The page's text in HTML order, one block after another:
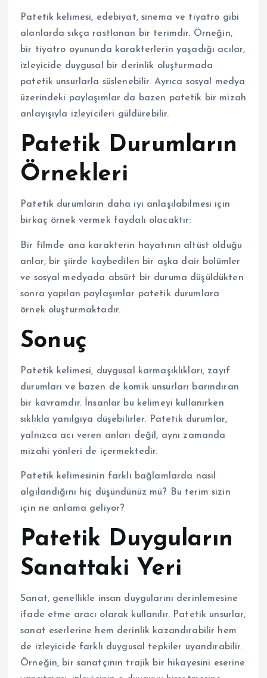
Patetik kelimesi, edebiyat, sinema ve tiyatro gibi
alanlarda sıkça rastlanan bir terimdir. Örneğin,
bir tiyatro oyununda karakterlerin yaşadığı acılar,
izleyicide duygusal bir derinlik oluşturmada
patetik unsurlarla süslenebilir. Ayrıca sosyal medya
üzerindeki paylaşımlar da bazen patetik bir mizah
anlayışıyla izleyicileri güldürebilir.
Patetik Durumların
Örnekleri
Patetik durumların daha iyi anlaşılabilmesi için
birkaç örnek vermek faydalı olacaktır:
Bir filmde ana karakterin hayatının altüst olduğu
anlar, bir şiirde kaybedilen bir aşka dair bölümler
ve sosyal medyada absürt bir duruma düşüldükten
sonra yapılan paylaşımlar patetik durumlara
örnek oluşturmaktadır.
Sonuç
Patetik kelimesi, duygusal karmaşıklıkları, zayıf
durumları ve bazen de komik unsurları barındıran
bir kavramdır. İnsanlar bu kelimeyi kullanırken
sıklıkla yanılgıya düşebilirler. Patetik durumlar,
yalnızca acı veren anları değil, aynı zamanda
mizahi yönleri de içermektedir.
Patetik kelimesinin farklı bağlamlarda nasıl
algılandığını hiç düşündünüz mü? Bu terim sizin
için ne anlama geliyor?
Patetik Duyguların
Sanattaki Yeri
Sanat, genellikle insan duygularını derinlemesine
ifade etme aracı olarak kullanılır. Patetik unsurlar,
sanat eserlerine hem derinlik kazandırabilir hem
de izleyicide farklı duygusal tepkiler uyandırabilir.
Örneğin, bir sanatçının trajik bir hikayesini eserine